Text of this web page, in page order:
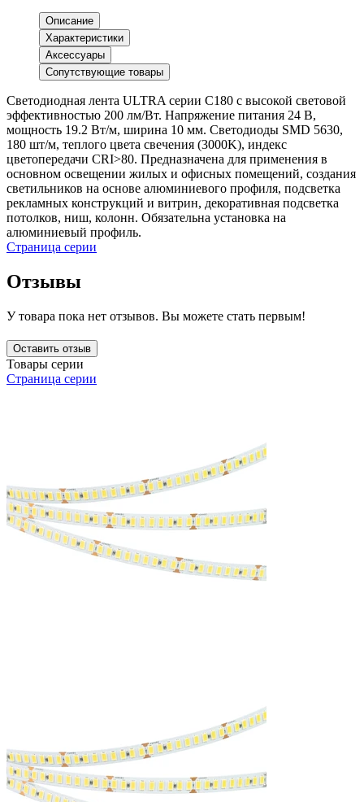
Описание
Характеристики
Аксессуары
Сопутствующие товары
Светодиодная лента ULTRA серии C180 с высокой световой
эффективностью 200 лм/Вт. Напряжение питания 24 В,
мощность 19.2 Вт/м, ширина 10 мм. Светодиоды SMD 5630,
180 шт/м, теплого цвета свечения (3000K), индекс
цветопередачи CRI>80. Предназначена для применения в
основном освещении жилых и офисных помещений, создания
светильников на основе алюминиевого профиля, подсветка
рекламных конструкций и витрин, декоративная подсветка
потолков, ниш, колонн. Обязательна установка на
алюминиевый профиль.
Страница серии
Отзывы
У товара пока нет отзывов. Вы можете стать первым!
Оставить отзыв
Товары серии
Страница серии